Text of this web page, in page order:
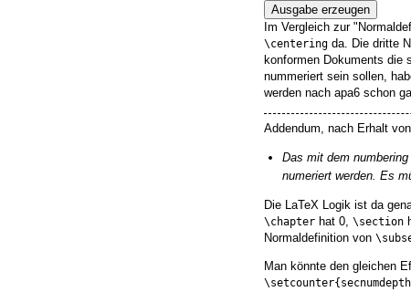
Ausgabe erzeugen
Im Vergleich zur
\centering da. Die dritte
konformen Dokuments die
nummeriert sein sollen,
werden nach apa6 schon
Addendum, nach Erhalt
Das mit dem
numeriert werden. Es
Die LaTeX Logik ist da
\chapter hat 0, \section
Normaldefinition von
Man könnte den gleichen